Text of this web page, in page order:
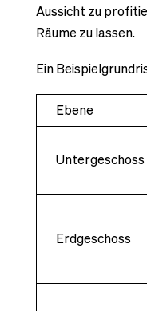
Aussicht zu
Räume zu lassen.
Ein
Ebene
Untergeschoss
Erdgeschoss